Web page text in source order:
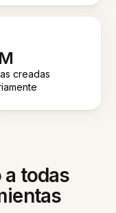
creadas
todas